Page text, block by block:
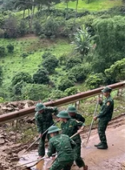
cho người dân tại
AFP/TTXVN)
và Phòng ngừa
liệu cho thấy
cúm trong mùa
điểm này.